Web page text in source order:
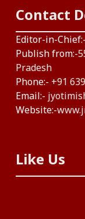
Contact
Editor-in-
Publish from:-
Pradesh
Phone:- +91
Email:-
Website:-
Like Us